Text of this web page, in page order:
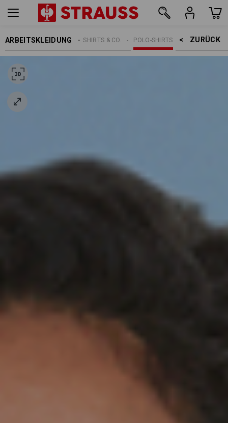
ARBEITSKLEIDUNG ZURÜCK    >
POLO-SHIRTS
SHIRTS & CO.
DAMEN